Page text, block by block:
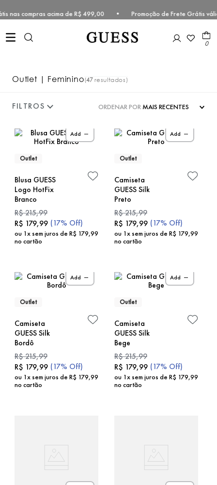
compras acima de R$ 499,00 • Promoção de Frete Grátis
0
Outlet | Feminino 47
ORDENAR POR MAIS RECENTES
Add
Outlet
Blusa GUESS
Logo HotFix
Branco
R$215,99
R$ 179,99 (17% Off)
ou 1x sem juros de R$ 179,99
no cartão
Add
Outlet
Camiseta
GUESS Silk
Preto
R$215,99
R$ 179,99 (17% Off)
ou 1x sem juros de R$ 179,99
no cartão
Add
Outlet
Camiseta
GUESS Silk
Bordô
R$215,99
R$ 179,99 (17% Off)
ou 1x sem juros de R$ 179,99
no cartão
Add
Outlet
Camiseta
GUESS Silk
Bege
R$215,99
R$ 179,99 (17% Off)
ou 1x sem juros de R$ 179,99
no cartão